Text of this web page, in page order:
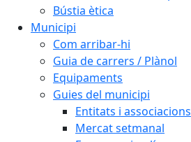
Bústia ètica
Municipi
Com arribar-hi
Guia de carrers / Plànol
Equipaments
Guies del municipi
Entitats i associacions
Mercat setmanal